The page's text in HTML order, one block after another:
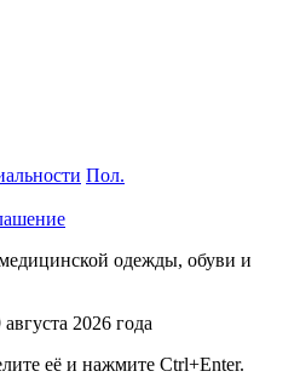
Пол.
одежды, обуви и
2026 года
её и нажмите Ctrl+Enter.